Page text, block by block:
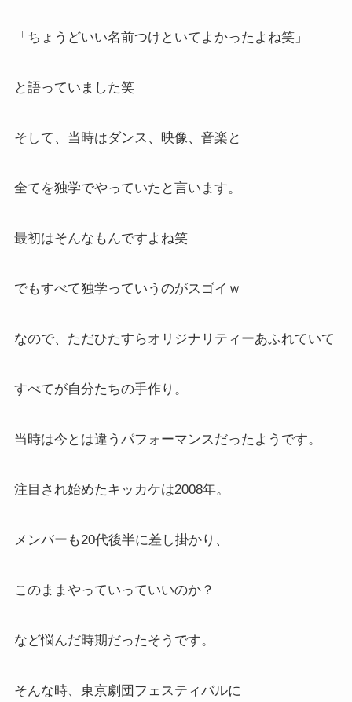
「ちょうどいい名前つけといてよかったよね笑」
と語っていました笑
そして、当時はダンス、映像、音楽と
全てを独学でやっていたと言います。
最初はそんなもんですよね笑
でもすべて独学っていうのがスゴイｗ
なので、ただひたすらオリジナリティーあふれていて
すべてが自分たちの手作り。
当時は今とは違うパフォーマンスだったようです。
注目され始めたキッカケは2008年。
メンバーも20代後半に差し掛かり、
このままやっていっていいのか？
など悩んだ時期だったそうです。
そんな時、東京劇団フェスティバルに